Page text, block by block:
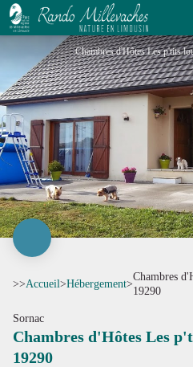
Chambres d'Hôtes Les p'tits loups
>>Accueil>Hébergement>
Chambres
19290
Sornac
Chambres d'Hôtes Les
19290